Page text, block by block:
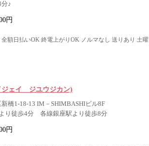
♪
円
額日払いOK 終電上がりOK ノルマなし 送りあり 土
ェイ ジユウジカン)
橋1-18-13 IM－SHIMBASHIビル8F
り徒歩4分 各線銀座駅より徒歩8分
円